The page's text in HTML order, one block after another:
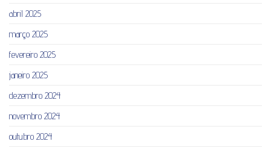
abril 2025
março 2025
fevereiro 2025
janeiro 2025
dezembro 2024
novembro 2024
outubro 2024